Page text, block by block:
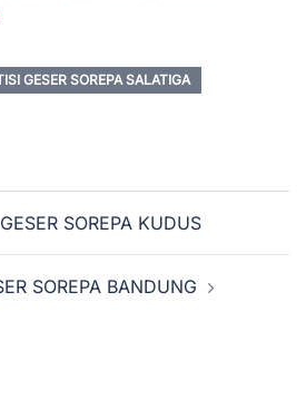
GESER SOREPA SALATIGA
SOREPA KUDUS
SOREPA BANDUNG